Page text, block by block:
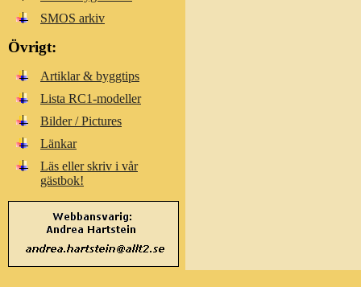
SMOS arkiv
Övrigt:
Artiklar & byggtips
Lista RC1-modeller
Bilder / Pictures
Länkar
Läs eller skriv i vår
gästbok!